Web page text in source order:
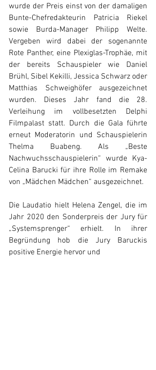
wurde der Preis einst von der damaligen
Bunte-Chefredakteurin Patricia Riekel
sowie Burda-Manager Philipp Welte.
Vergeben wird dabei der sogenannte
Rote Panther, eine Plexiglas-Trophäe, mit
der bereits Schauspieler wie Daniel
Brühl, Sibel Kekilli, Jessica Schwarz oder
Matthias Schweighöfer ausgezeichnet
wurden. Dieses Jahr fand die 28.
Verleihung im vollbesetzten Delphi
Filmpalast statt. Durch die Gala führte
erneut Moderatorin und Schauspielerin
Thelma Buabeng. Als „Beste
Nachwuchsschauspielerin“ wurde Kya-
Celina Barucki für ihre Rolle im Remake
von „Mädchen Mädchen“ ausgezeichnet.
Die Laudatio hielt Helena Zengel, die im
Jahr 2020 den Sonderpreis der Jury für
„Systemsprenger“ erhielt. In ihrer
Begründung hob die Jury Baruckis
positive Energie hervor und